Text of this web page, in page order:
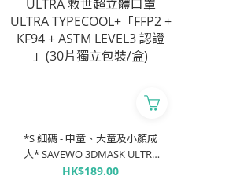
*S 細碼 - 中童、大童及小顏成
人* SAVEWO 3DMASK ULTRA
救世超立體口罩 ULTRA
HK$189.00